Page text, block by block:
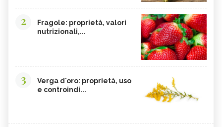
2
Fragole: proprietà, valori
nutrizionali,...
3
Verga d'oro: proprietà, uso
e controindi...